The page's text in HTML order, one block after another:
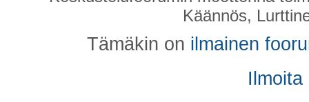
Käännös,
Tämäkin on ilmainen